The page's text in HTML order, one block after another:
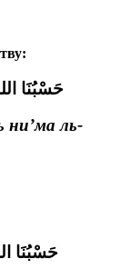
حَسْبُنَا
ни’ма ль-
حَسْبُنَا